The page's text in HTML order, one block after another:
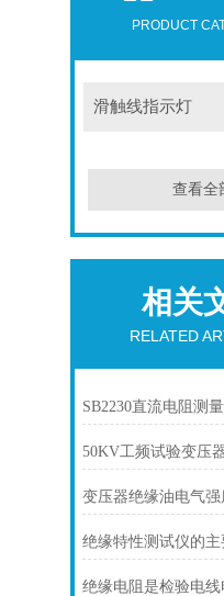
PRODUCT
滑触线指示灯
查看全
相关
RELATED
50KV工频试验变压
绝缘特性测试仪的